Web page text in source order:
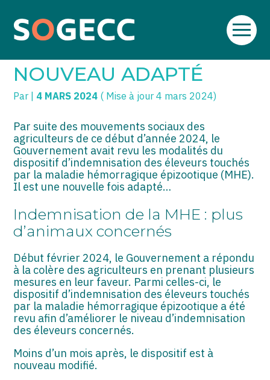
Aller
SOGECC – Coignières
SOGECC – Noisy
TPE/PME
COMMERÇANTS
PROFESSIONS LIBÉRALES
HOLDING
PARTICULIERS
EXPATRIÉ NON RÉSIDANT
ASSOCIATIONS
START-UP
SECTEUR AUDIOVISUEL
Créer et reprendre une activité
Gérer votre quotidien
Construire votre patrimoine
Être prêt pour la facturation
électronique
NOUVEAU ADAPTÉ
Par 4 MARS 2024 ( Mise à jour 4 mars 2024)
Par suite des mouvements sociaux des
agriculteurs de ce début d’année 2024, le
Gouvernement avait revu les modalités du
dispositif d’indemnisation des éleveurs touchés
par la maladie hémorragique épizootique (MHE).
Il est une nouvelle fois adapté…
Indemnisation de la MHE : plus
d’animaux concernés
Début février 2024, le Gouvernement a répondu
à la colère des agriculteurs en prenant plusieurs
mesures en leur faveur. Parmi celles-ci, le
dispositif d’indemnisation des éleveurs touchés
par la maladie hémorragique épizootique a été
revu afin d’améliorer le niveau d’indemnisation
des éleveurs concernés.
Moins d’un mois après, le dispositif est à
nouveau modifié.